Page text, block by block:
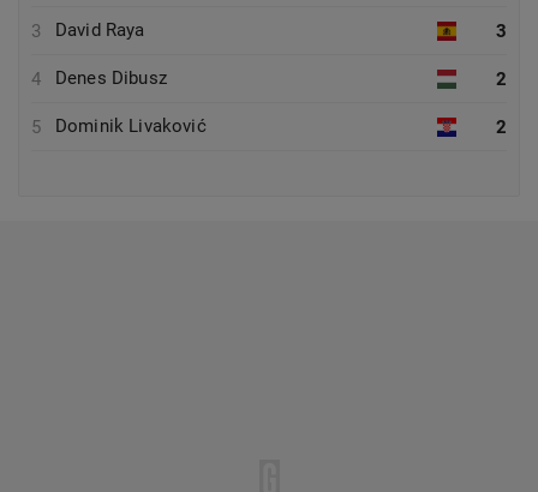
3 David Raya 3
4 Denes Dibusz 2
5 Dominik Livaković 2